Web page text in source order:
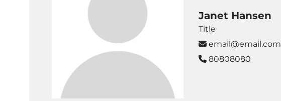
Janet Hansen
Title
 email@email.com
 80808080